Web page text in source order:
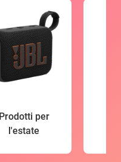
Prodotti per
l'estate